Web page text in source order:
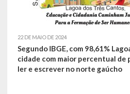
Gastronomia
Calendário de Eventos
Galeria de Soberanas
22 DE MAIO DE 2024
Segundo IBGE, com 98,61%
cidade com maior percentual de
ler e escrever no norte gaúcho